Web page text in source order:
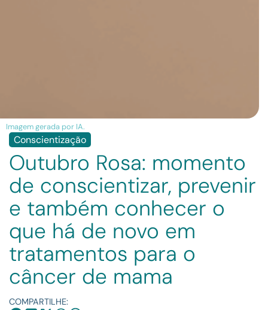
Imagem gerada por IA.
Conscientização
Outubro Rosa: momento
de conscientizar, prevenir
e também conhecer o
que há de novo em
tratamentos para o
câncer de mama
COMPARTILHE: